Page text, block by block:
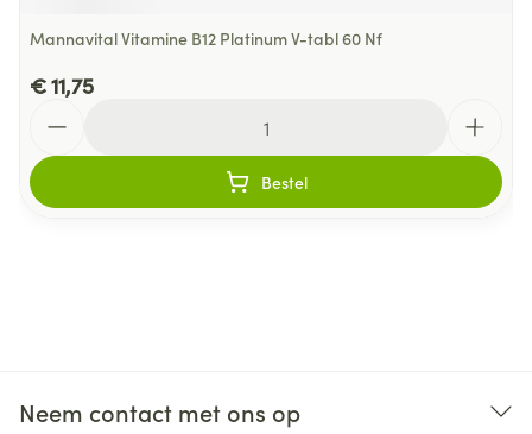
Mannavital Vitamine B12 Platinum V-tabl 60 Nf
€ 11,75
Bestel
Neem contact met ons op